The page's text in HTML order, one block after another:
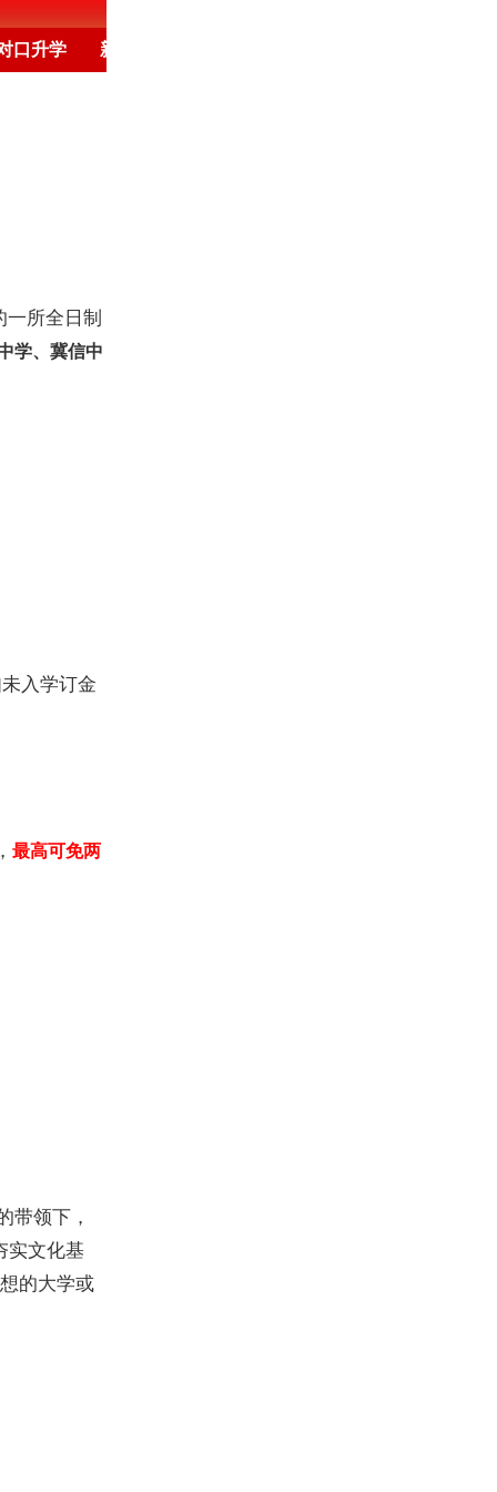
口升学 新闻频道
所全日制
学、冀信中
入学订金
最高可免两
领下，
实文化基
的大学或